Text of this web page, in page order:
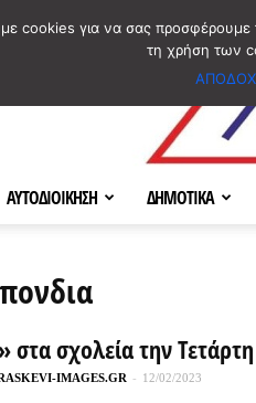
ΑΥΤΟΔΙΟΙΚΗΣΗ ΔΗΜΟΤΙΚΑ
στα σχολεία την Τετάρτη
IMAGES.GR - 12/02/2023
cookies για να σας
τη χρήση των